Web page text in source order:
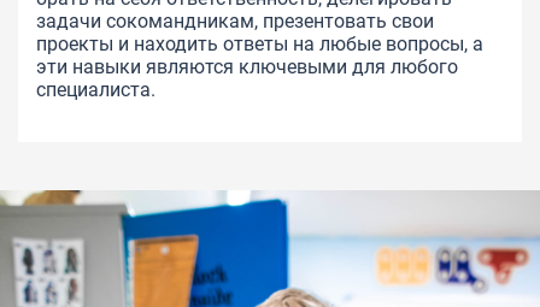
задачи сокомандникам, презентовать свои
проекты и находить ответы на любые вопросы, а
эти навыки являются ключевыми для любого
специалиста.